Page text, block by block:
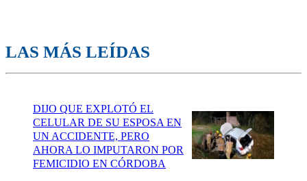
LAS MÁS LEÍDAS
DIJO QUE EXPLOTÓ EL
CELULAR DE SU ESPOSA EN
UN ACCIDENTE, PERO
AHORA LO IMPUTARON POR
FEMICIDIO EN CÓRDOBA